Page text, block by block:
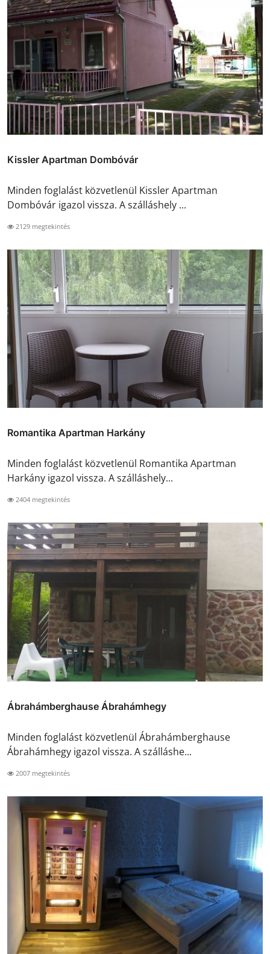
Kissler Apartman Dombóvár
Minden foglalást közvetlenül Kissler Apartman
Dombóvár igazol vissza. A szálláshely ...
2129 megtekintés
Romantika Apartman Harkány
Minden foglalást közvetlenül Romantika Apartman
Harkány igazol vissza. A szálláshely...
2404 megtekintés
Ábrahámberghause Ábrahámhegy
Minden foglalást közvetlenül Ábrahámberghause
Ábrahámhegy igazol vissza. A szálláshe...
2007 megtekintés